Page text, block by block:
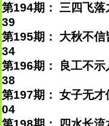
第194期： 三四飞
39
第195期： 大秋不
34
第196期： 良工不
38
第197期： 女子无
04